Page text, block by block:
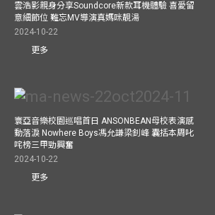
雲浩影親身分享Soundcore新款耳機體驗 喜愛留
意細節位 難忘MV導演真媽咪靚湯
2024-10-22
更多
寰亞音樂校園巡唱首日 ANSONBEAN母校表演感
動落淚 Nowhere Boys馮允謙梁釗峰 囊括本周叱
咤榜三甲勁興奮
2024-10-22
更多